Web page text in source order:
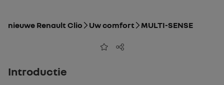
nieuwe Renault Clio Uw comfort MULTI-SENSE
Toevoegen aan favorieten
Delen
Introductie